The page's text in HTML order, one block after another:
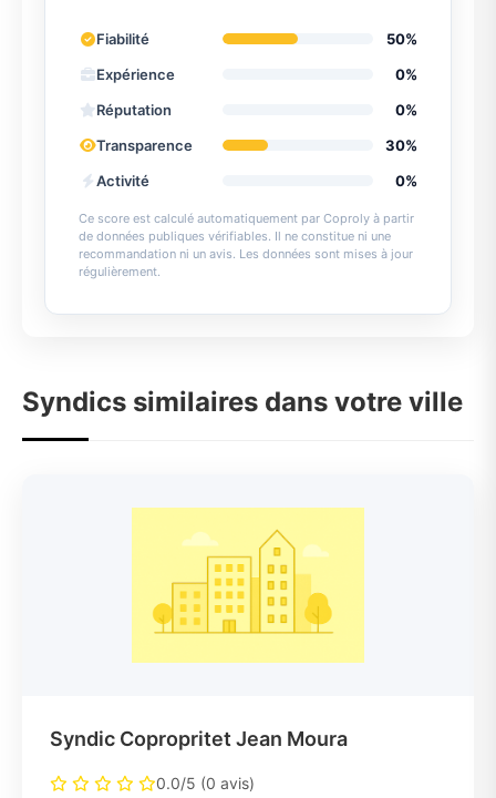
Fiabilité
50%
Expérience
0%
Réputation
0%
Transparence
30%
Activité
0%
Ce score est calculé automatiquement par Coproly à partir
de données publiques vérifiables. Il ne constitue ni une
recommandation ni un avis. Les données sont mises à jour
régulièrement.
Syndics similaires dans votre ville
Syndic Copropritet Jean Moura
0.0/5 (0 avis)